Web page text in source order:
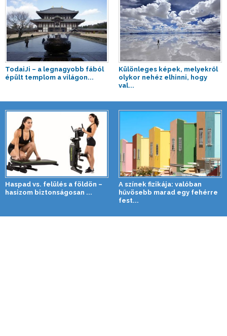
TodaiJi – a legnagyobb fából
épült templom a világon...
Különleges képek, melyekről
olykor nehéz elhinni, hogy
val...
Haspad vs. felülés a földön –
hasizom biztonságosan ...
A színek fizikája: valóban
hűvösebb marad egy fehérre
fest...